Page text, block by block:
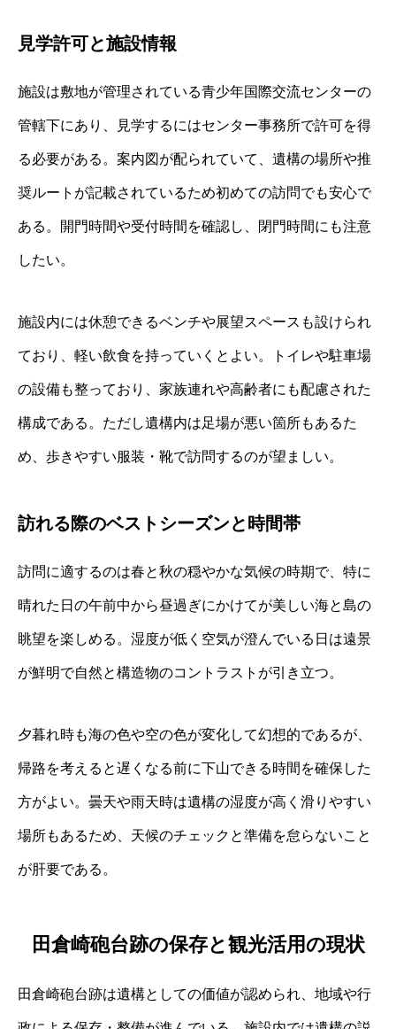
見学許可と施設情報
施設は敷地が管理されている青少年国際交流センターの
管轄下にあり、見学するにはセンター事務所で許可を得
る必要がある。案内図が配られていて、遺構の場所や推
奨ルートが記載されているため初めての訪問でも安心で
ある。開門時間や受付時間を確認し、閉門時間にも注意
したい。
施設内には休憩できるベンチや展望スペースも設けられ
ており、軽い飲食を持っていくとよい。トイレや駐車場
の設備も整っており、家族連れや高齢者にも配慮された
構成である。ただし遺構内は足場が悪い箇所もあるた
め、歩きやすい服装・靴で訪問するのが望ましい。
訪れる際のベストシーズンと時間帯
訪問に適するのは春と秋の穏やかな気候の時期で、特に
晴れた日の午前中から昼過ぎにかけてが美しい海と島の
眺望を楽しめる。湿度が低く空気が澄んでいる日は遠景
が鮮明で自然と構造物のコントラストが引き立つ。
夕暮れ時も海の色や空の色が変化して幻想的であるが、
帰路を考えると遅くなる前に下山できる時間を確保した
方がよい。曇天や雨天時は遺構の湿度が高く滑りやすい
場所もあるため、天候のチェックと準備を怠らないこと
が肝要である。
田倉崎砲台跡の保存と観光活用の現状
田倉崎砲台跡は遺構としての価値が認められ、地域や行